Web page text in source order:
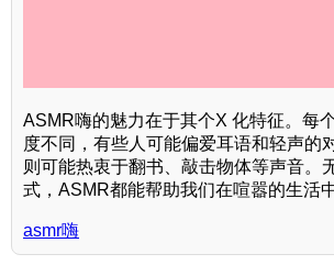
ASMR嗨的魅力在于其个X 化特征。每
度不同，有些人可能偏爱耳语和轻声的
则可能热衷于翻书、敲击物体等声音。
式，ASMR都能帮助我们在喧嚣的生活
asmr嗨